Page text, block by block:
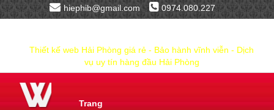
hiephib@gmail.com 0974.080.227
Thiết kế web Hải Phòng giá rẻ - Bảo hành vĩnh viễn - Dịch
vụ uy tín hàng đầu Hải Phòng
Trang